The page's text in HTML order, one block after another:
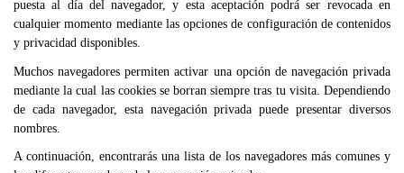
puesta al día del navegador, y esta aceptación podrá ser revocada en
cualquier momento mediante las opciones de configuración de contenidos
y privacidad disponibles.
Muchos navegadores permiten activar una opción de navegación privada
mediante la cual las cookies se borran siempre tras tu visita. Dependiendo
de cada navegador, esta navegación privada puede presentar diversos
nombres.
A continuación, encontrarás una lista de los navegadores más comunes y